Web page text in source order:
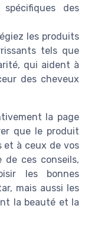
des
les produits
tels que
qui aident à
des cheveux
la page
que le produit
et à ceux de vos
ces conseils,
les bonnes
mais aussi les
la beauté et la